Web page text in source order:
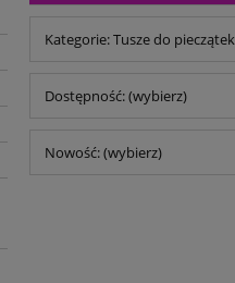
Kategorie: Tusze do pieczątek
Dostępność: (wybierz)
Nowość: (wybierz)